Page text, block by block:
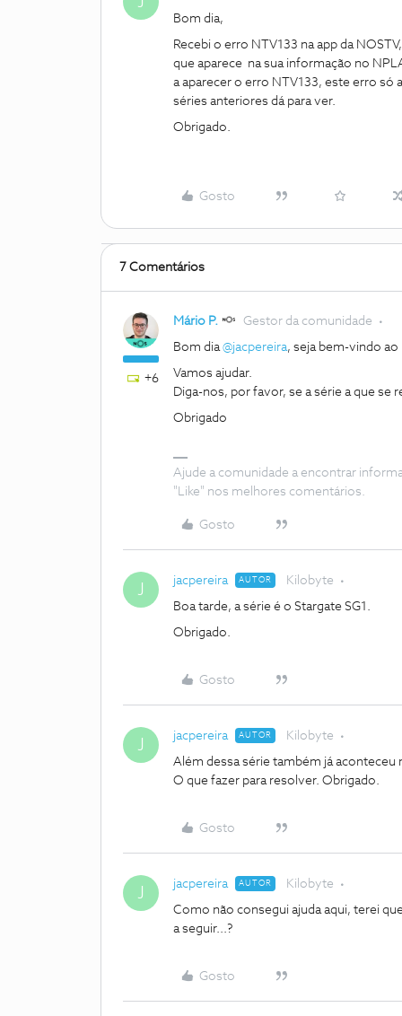
Bom dia,
Recebi o erro NTV133 na app da
que aparece na sua informação no
a aparecer o erro NTV133, este erro só
séries anteriores dá para ver.
Obrigado.
Gosto
7 Comentários
+6
Mário P. Gestor da comunidade
Bom dia@jacpereira, seja bem-vindo
Vamos ajudar.
Diga-nos, por favor, se a série a que se
Obrigado
Ajude a comunidade a encontrar
"Like" nos melhores comentários.
Gosto
J jacpereira AUTOR Kilobyte
Boa tarde, a série é o Stargate SG1.
Obrigado.
Gosto
J jacpereira AUTOR Kilobyte
Além dessa série também já
O que fazer para resolver. Obrigado.
Gosto
J jacpereira AUTOR Kilobyte
Como não consegui ajuda aqui, terei
a seguir...?
Gosto